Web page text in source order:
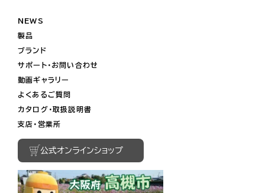
NEWS
製品
ブランド
サポート・お問い合わせ
動画ギャラリー
よくあるご質問
カタログ・取扱説明書
支店・営業所
公式オンラインショップ